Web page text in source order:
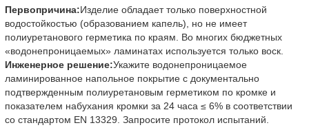
Первопричина:Изделие обладает только поверхностной
водостойкостью (образованием капель), но не имеет
полиуретанового герметика по краям. Во многих бюджетных
«водонепроницаемых» ламинатах используется только воск.
Инженерное решение:Укажите водонепроницаемое
ламинированное напольное покрытие с документально
подтвержденным полиуретановым герметиком по кромке и
показателем набухания кромки за 24 часа ≤ 6% в соответствии
со стандартом EN 13329. Запросите протокол испытаний.